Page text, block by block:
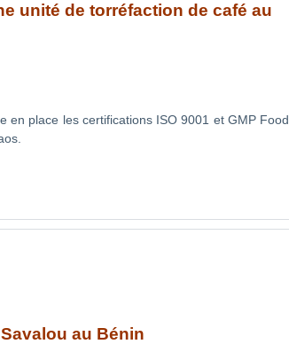
unité de torréfaction de café au
en place les certifications ISO 9001 et GMP Food
au Bénin